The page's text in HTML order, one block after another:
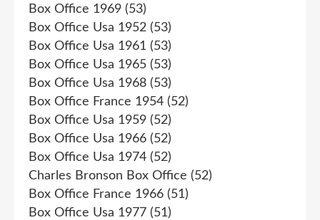
Box Office 1969 (53)
Box Office Usa 1952 (53)
Box Office Usa 1961 (53)
Box Office Usa 1965 (53)
Box Office Usa 1968 (53)
Box Office France 1954 (52)
Box Office Usa 1959 (52)
Box Office Usa 1966 (52)
Box Office Usa 1974 (52)
Charles Bronson Box Office (52)
Box Office France 1966 (51)
Box Office Usa 1977 (51)